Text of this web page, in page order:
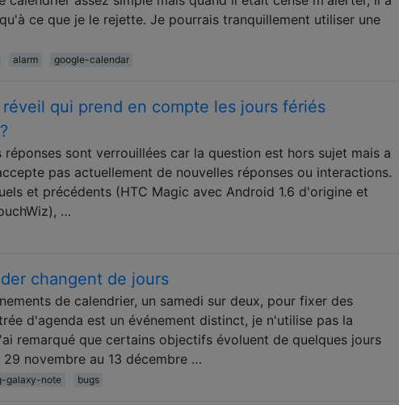
ce que je le rejette. Je pourrais tranquillement utiliser une
alarm google-calendar
qui prend en compte les jours fériés
sont verrouillées car la question est hors sujet mais a
pas actuellement de nouvelles réponses ou interactions.
et précédents (HTC Magic avec Android 1.6 d'origine et
…
changent de jours
de calendrier, un samedi sur deux, pour fixer des
d'agenda est un événement distinct, je n'utilise pas la
remarqué que certains objectifs évoluent de quelques jours
novembre au 13 décembre …
galaxy-note bugs